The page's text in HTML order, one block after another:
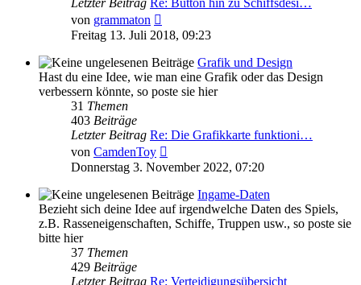
von grammaton
Beitrag
Freitag 13. Juli 2018, 09:23
Grafik und Design
Hast du eine Idee, wie man eine Grafik oder das Design
verbessern könnte, so poste sie hier
31 Themen
403 Beiträge
Letzter Beitrag Re: Die Grafikkarte funktioni…
von CamdenToy
Beitrag
Donnerstag 3. November 2022, 07:20
Ingame-Daten
Bezieht sich deine Idee auf irgendwelche Daten des Spiels,
z.B. Rasseneigenschaften, Schiffe, Truppen usw., so poste sie
bitte hier
37 Themen
429 Beiträge
Letzter Beitrag Re: Verteidigungsübersicht